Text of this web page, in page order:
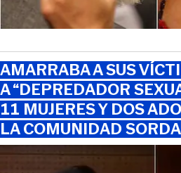
AMARRABA A SUS
A “DEPREDADOR
11 MUJERES Y DOS
LA COMUNIDAD SORDA